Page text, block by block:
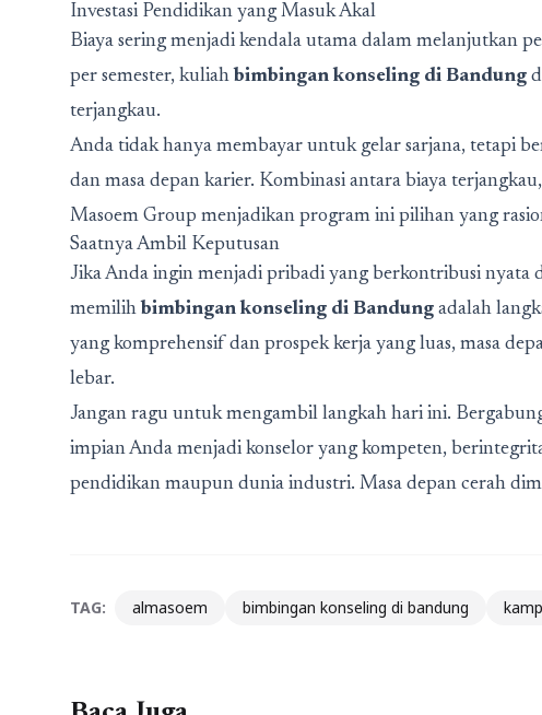
Investasi Pendidikan yang Masuk Akal
Biaya sering menjadi kendala utama dalam melanjutkan
per semester, kuliah bimbingan konseling di Bandung
terjangkau.
Anda tidak hanya membayar untuk gelar sarjana, tetapi
dan masa depan karier. Kombinasi antara biaya
Masoem Group menjadikan program ini pilihan yang
Saatnya Ambil Keputusan
Jika Anda ingin menjadi pribadi yang berkontribusi nyata
memilih bimbingan konseling di Bandung adalah
yang komprehensif dan prospek kerja yang luas, masa
lebar.
Jangan ragu untuk mengambil langkah hari ini.
impian Anda menjadi konselor yang kompeten,
pendidikan maupun dunia industri. Masa depan cerah
TAG: almasoem bimbingan konseling di bandung